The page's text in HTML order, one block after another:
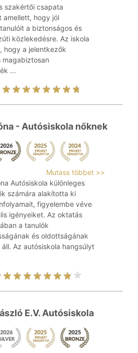
szakértői csapata
amellett, hogy jól
a biztonságos és
közlekedésre. Az iskola
hogy a jelentkezők
magabiztosan
...
- Autósiskola nőknek
Mutass többet >>
Autósiskola különleges
számára alakította ki
figyelembe véve
igényeiket. Az oktatás
a tanulók
és oldottságának
Az autósiskola hangsúlyt
E.V. Autósiskola